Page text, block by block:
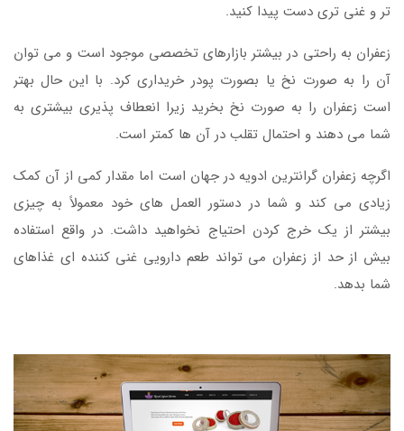
تر و غنی تری دست پیدا کنید.
زعفران به راحتی در بیشتر بازارهای تخصصی موجود است و می توان
آن را به صورت نخ یا بصورت پودر خریداری کرد. با این حال بهتر
است زعفران را به صورت نخ بخرید زیرا انعطاف پذیری بیشتری به
شما می دهند و احتمال تقلب در آن ها کمتر است.
اگرچه زعفران گرانترین ادویه در جهان است اما مقدار کمی از آن کمک
زیادی می کند و شما در دستور العمل های خود معمولاً به چیزی
بیشتر از یک خرج کردن احتیاج نخواهید داشت. در واقع استفاده
بیش از حد از زعفران می تواند طعم دارویی غنی کننده ای غذاهای
شما بدهد.